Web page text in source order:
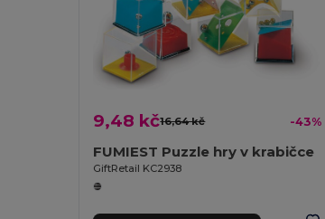
9,48 kč16,64 kč -43%
FUMIEST Puzzle hry v krabičce
GiftRetail KC2938